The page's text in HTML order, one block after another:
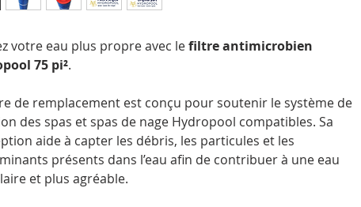
votre eau plus propre avec lefiltre antimicrobien
75 pi².
de remplacement est conçu pour soutenir le système de
des spas et spas de nage Hydropool compatibles. Sa
aide à capter les débris, les particules et les
présents dans l’eau afin de contribuer à une eau
et plus agréable.